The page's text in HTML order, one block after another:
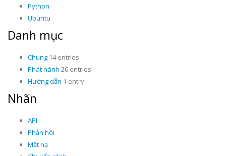
Python
Ubuntu
Danh mục
Chung 14 entries
Phát hành 26 entries
Hướng dẫn 1 entry
Nhãn
API
Phản hồi
Mặt nạ